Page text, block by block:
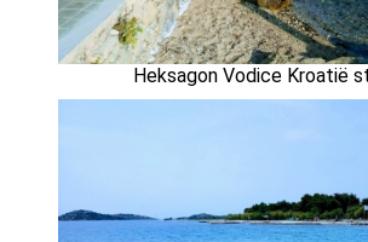
Heksagon Vodice Kroatië